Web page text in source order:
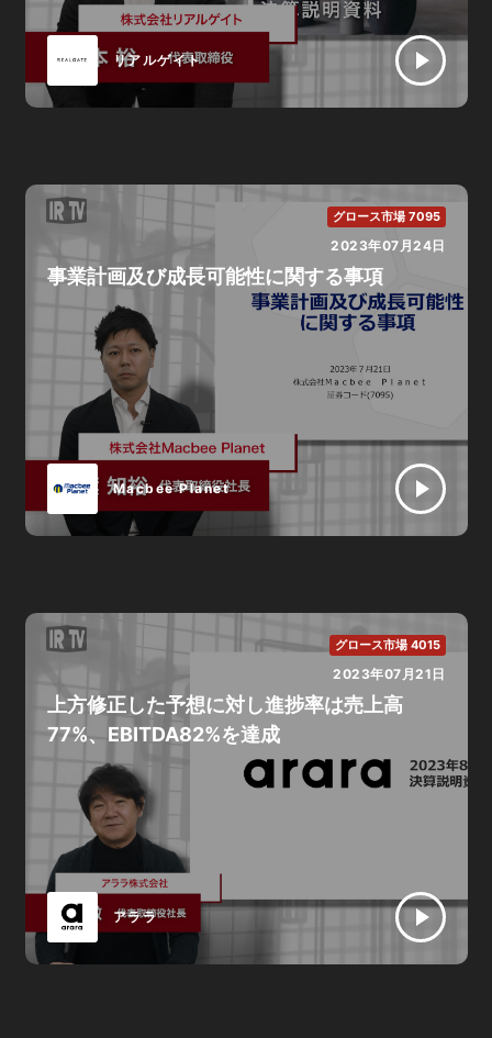
リアルゲイト
グロース市場 7095
2023年07月24日
Macbee Planet
事業計画及び成長可能性に関する事項
グロース市場 4015
2023年07月21日
アララ
上方修正した予想に対し進捗率は売上高
77%、EBITDA82%を達成